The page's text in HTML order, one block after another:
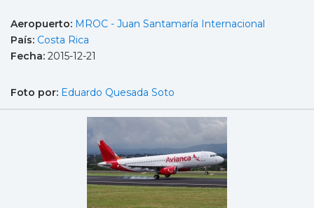
Aeropuerto: MROC - Juan Santamaría Internacional
País: Costa Rica
Fecha: 2015-12-21
Foto por: Eduardo Quesada Soto